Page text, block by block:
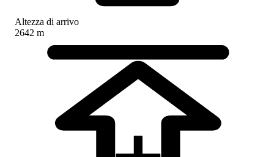
Altezza di arrivo
2642 m